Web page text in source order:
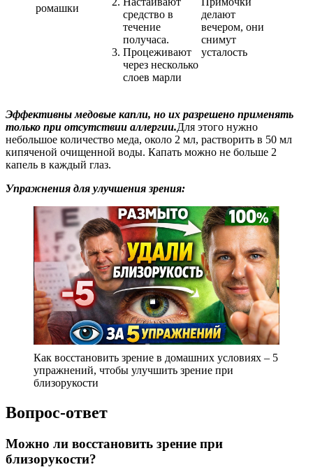
ромашки
средство в
течение
получаса.
Процеживают
через несколько
слоев марли
делают
вечером, они
снимут
усталость
Эффективны медовые капли, но их разрешено применять
только при отсутствии аллергии.Для этого нужно
небольшое количество меда, около 2 мл, растворить в 50 мл
кипяченой очищенной воды. Капать можно не больше 2
капель в каждый глаз.
Упражнения для улучшения зрения:
Как восстановить зрение в домашних условиях – 5
упражнений, чтобы улучшить зрение при
близорукости
Вопрос-ответ
Можно ли восстановить зрение при
близорукости?